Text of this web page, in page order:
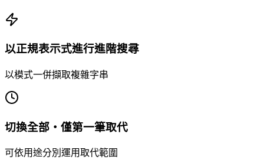
以正規表示式進行進階搜尋
以模式一併擷取複雜字串
切換全部・僅第一筆取代
可依用途分別運用取代範圍